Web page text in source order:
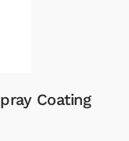
Wax 768ml